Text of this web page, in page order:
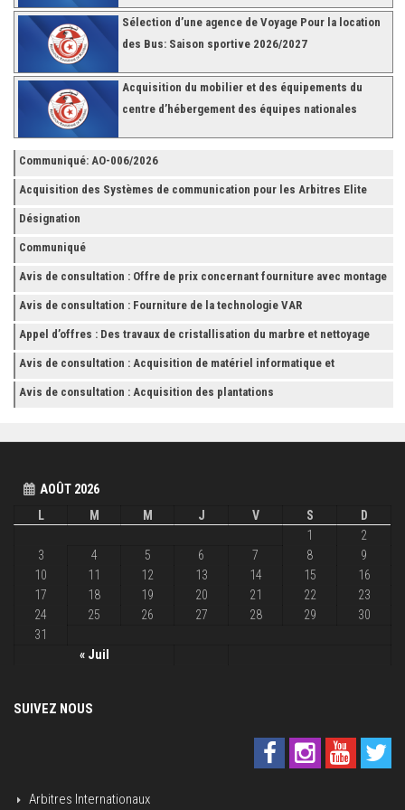
Sélection d’une agence de Voyage Pour la location
des Bus: Saison sportive 2026/2027
Acquisition du mobilier et des équipements du
centre d’hébergement des équipes nationales
Communiqué: AO-006/2026
Acquisition des Systèmes de communication pour les Arbitres Elite
Désignation
Communiqué
Avis de consultation : Offre de prix concernant fourniture avec montage
et finition de RAYONNAGES pour la Fédération Tunisienne de Football
Avis de consultation : Fourniture de la technologie VAR
Appel d’offres : Des travaux de cristallisation du marbre et nettoyage
des grès
Avis de consultation : Acquisition de matériel informatique et
Accessoires
Avis de consultation : Acquisition des plantations
AOÛT 2026
L
M M J V S D
« Juil
1
2
3
4 5 6 7 8
9
10
11 12 13 14 15
16
17
18 19 20 21 22
23
24
25 26 27 28 29
30
31
SUIVEZ NOUS
Arbitres Internationaux